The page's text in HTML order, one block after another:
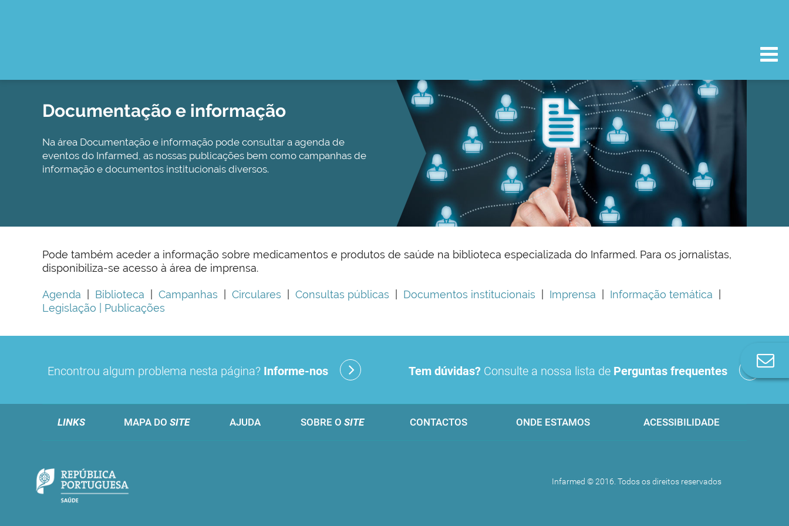
Documentação e informação
Na área Documentação e informação pode consultar a agenda de
eventos do Infarmed, as nossas publicações bem como campanhas de
informação e documentos institucionais diversos.
Pode também aceder a informação sobre medicamentos e produtos de saúde na biblioteca especializada do Infarmed. Para os jornalistas,
disponibiliza-se acesso à área de imprensa.
Agenda Biblioteca Campanhas Circulares Consultas públicas Documentos institucionais Imprensa Informação temática
Legislação | Publicações
Encontrou algum problema nesta página? Informe-nos Tem dúvidas? Consulte a nossa lista de Perguntas frequentes
LINKS MAPA DO SITE AJUDA SOBRE O SITE CONTACTOS ONDE ESTAMOS ACESSIBILIDADE
Infarmed © 2016. Todos os direitos reservados